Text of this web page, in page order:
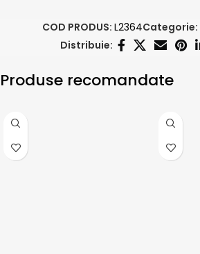
COD PRODUS: L2364Categorie:
Distribuie:
Produse recomandate